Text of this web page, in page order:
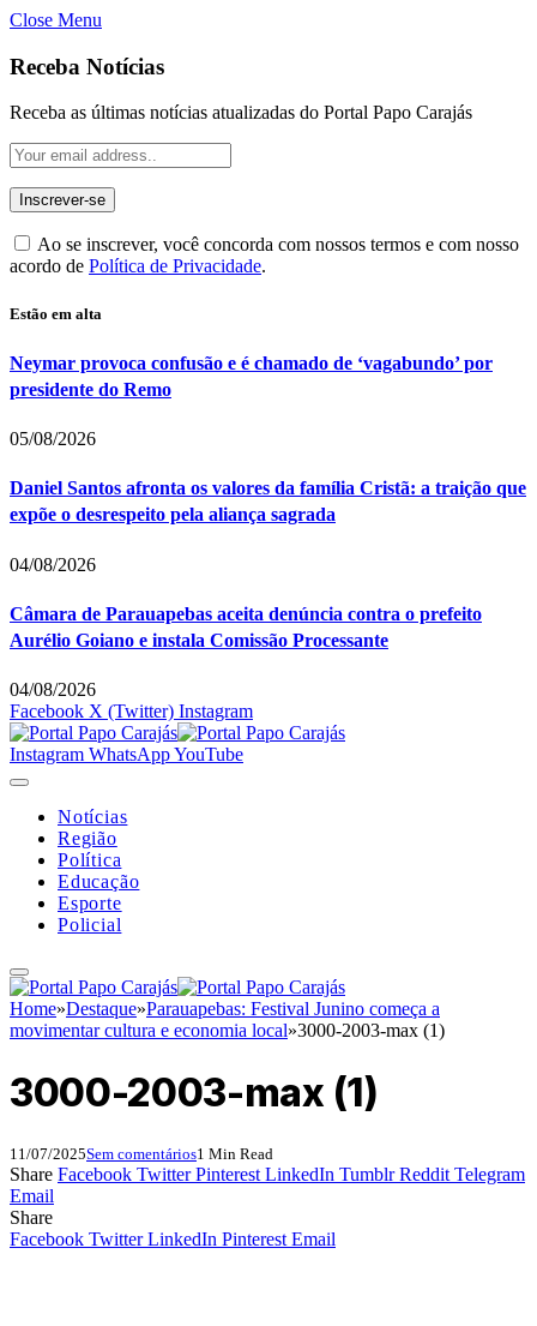
Close Menu
Receba Notícias
Receba as últimas notícias atualizadas do Portal Papo Carajás
Ao se inscrever, você concorda com nossos termos e com nosso
acordo de Política de Privacidade.
Estão em alta
Neymar provoca confusão e é chamado de ‘vagabundo’ por
presidente do Remo
05/08/2026
Daniel Santos afronta os valores da família Cristã: a traição que
expõe o desrespeito pela aliança sagrada
04/08/2026
Câmara de Parauapebas aceita denúncia contra o prefeito
Aurélio Goiano e instala Comissão Processante
04/08/2026
Facebook X (Twitter) Instagram
Instagram WhatsAppYouTube
Notícias
Região
Política
Educação
Esporte
Policial
Home»Destaque»Parauapebas: Festival Junino começa a
movimentar cultura e economia local»3000-2003-max (1)
3000-2003-max (1)
11/07/2025Sem comentários1 Min Read
Share Facebook Twitter Pinterest LinkedIn Tumblr Reddit Telegram
Email
Share
Facebook Twitter LinkedIn Pinterest Email